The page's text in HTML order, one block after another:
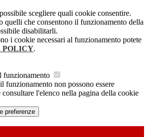
scegliere quali cookie consentire.
quelli che consentono il funzionamento della
disabilitarli.
i cookie necessari al funzionamento potete
POLICY.
funzionamento
funzionamento non possono essere
l'elenco nella pagina della cookie
preferenze